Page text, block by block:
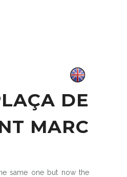
DE
MARC
same one but now the